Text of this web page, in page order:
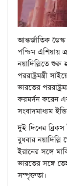
আন্তর্জাতিক ডেস্ক
পশ্চিম এশিয়ায়
নয়াদিল্লিতে শুরু
পররাষ্ট্রমন্ত্রী
ভারতের
করমর্দন করেন
সংবাদমাধ্যম
দুই দিনের
বুধবার
ইরানের সঙ্গে
ভারতের সঙ্গে
সম্পৃক্ততা।